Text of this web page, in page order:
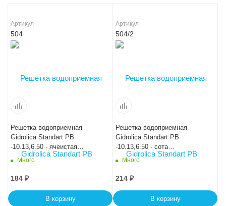
Артикул
504
Решетка водоприемная
Gidrolica Standart РВ
-10.13,6.50 - ячеистая
пластиковая, кл. А15
Много
184 ₽
В корзину
Артикул
504/2
Решетка водоприемная
Gidrolica Standart РВ
-10.13,6.50 - сота
пластиковая кл. А15
Много
214 ₽
В корзину